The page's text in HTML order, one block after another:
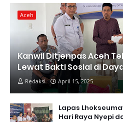
Aceh
Kanwil Ditjenpas Aceh
Lewat Bakti Sosial di
Redaksi April 15, 2025
Lapas
Hari Raya Nyepi